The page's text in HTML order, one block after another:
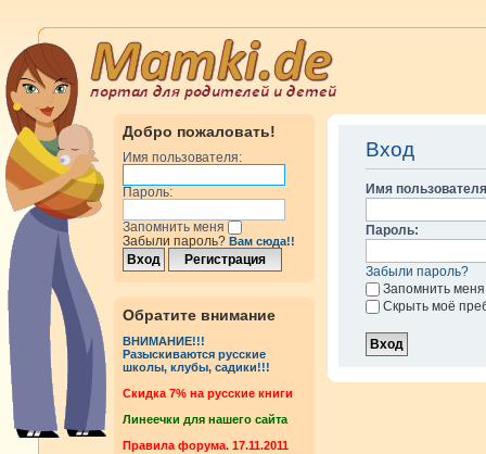
Добро пожаловать!
Имя пользователя:
Пароль:
Запомнить меня
Забыли пароль? Вам сюда!!
Обратите внимание
ВНИМАНИЕ!!!
Разыскиваются русские
школы, клубы, садики!!!
Cкидка 7% на русские книги
Линеечки для нашего сайта
Правила форума. 17.11.2011
Вход
Имя
Пароль:
Забыли пароль?
Запомнить меня
Скрыть моё